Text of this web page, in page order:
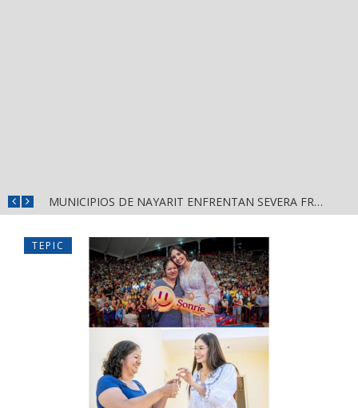
MUNICIPIOS DE NAYARIT ENFRENTAN SEVERA FRAGILIDAD FINANCIERA POR DEUDAS Y NÓMINAS
TEPIC